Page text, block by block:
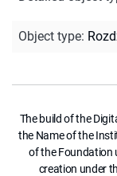
Object type:
The build of the
the Name of the
of the Foundation
creation under